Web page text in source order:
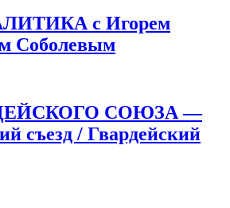
с Игорем
Соболевым
СОЮЗА —
съезд / Гвардейский